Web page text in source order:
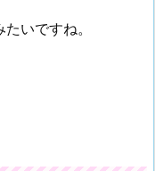
いですね。